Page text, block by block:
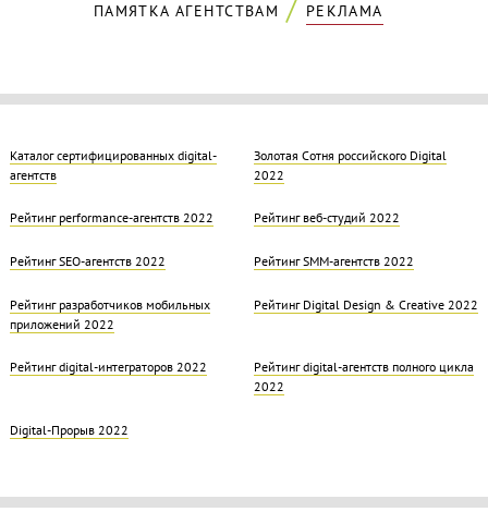
ПАМЯТКА АГЕНТСТВАМ
РЕКЛАМА
Каталог сертифицированных digital-
агентств
Золотая Cотня российского Digital
2022
Рейтинг performance-агентств 2022 Рейтинг веб-студий 2022
Рейтинг SEO-агентств 2022 Рейтинг SMM-агентств 2022
Рейтинг разработчиков мобильных
приложений 2022
Рейтинг Digital Design & Creative 2022
Рейтинг digital-интеграторов 2022
Рейтинг digital-агентств полного цикла
2022
Digital-Прорыв 2022